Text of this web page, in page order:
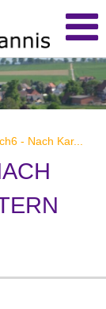
- Nach Kar...